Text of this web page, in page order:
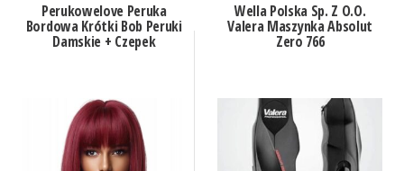
Perukowelove Peruka
Bordowa Krótki Bob Peruki
Damskie + Czepek
Wella Polska Sp. Z O.O.
Valera Maszynka Absolut
Zero 766